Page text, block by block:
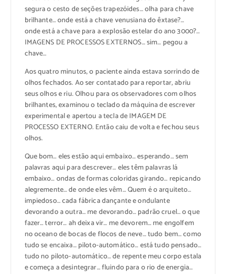
segura o cesto de seções trapezóides… olha para chave
brilhante… onde está a chave venusiana do êxtase?…
onde está a chave para a explosão estelar do ano 3000?…
IMAGENS DE PROCESSOS EXTERNOS… sim… pegou a
chave…
Aos quatro minutos, o paciente ainda estava sorrindo de
olhos fechados. Ao ser contatado para reportar, abriu
seus olhos e riu. Olhou para os observadores com olhos
brilhantes, examinou o teclado da máquina de escrever
experimental e apertou a tecla de IMAGEM DE
PROCESSO EXTERNO. Então caiu de volta e fechou seus
olhos.
Que bom… eles estão aqui embaixo… esperando… sem
palavras aqui para descrever… eles têm palavras lá
embaixo… ondas de formas coloridas girando… repicando
alegremente… de onde eles vêm… Quem é o arquiteto…
impiedoso… cada fábrica dançante e ondulante
devorando a outra… me devorando… padrão cruel… o que
fazer… terror… ah deixa vir… me devorem… me engolfem
no oceano de bocas de flocos de neve… tudo bem… como
tudo se encaixa… piloto-automático… está tudo pensado…
tudo no piloto-automático… de repente meu corpo estala
e começa a desintegrar… fluindo para o rio de energia…